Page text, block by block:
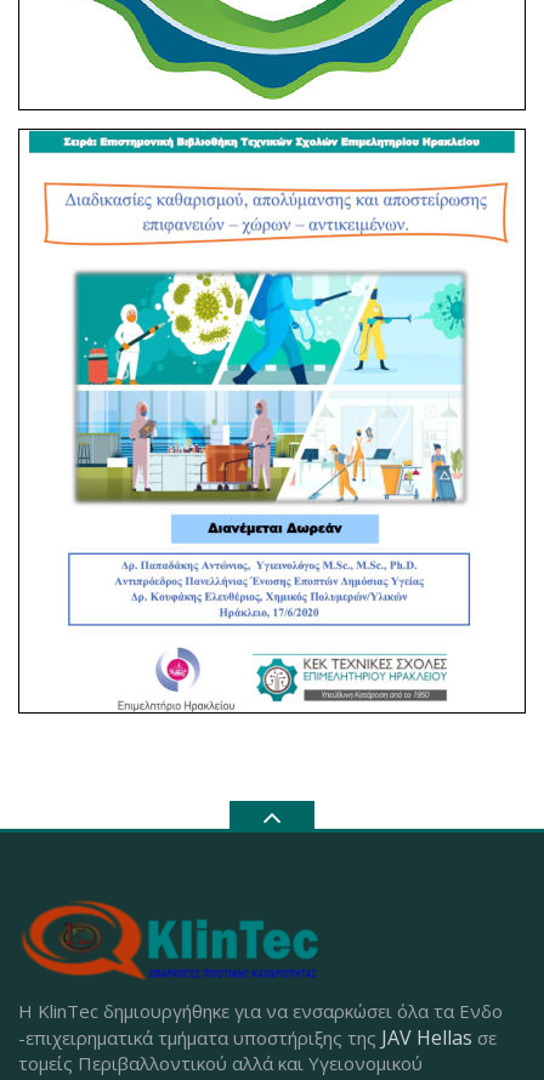
Η KlinTec δημιουργήθηκε για να ενσαρκώσει όλα τα Ενδο
-επιχειρηματικά τμήματα υποστήριξης της JAV Hellas σε
τομείς Περιβαλλοντικού αλλά και Υγειονομικού